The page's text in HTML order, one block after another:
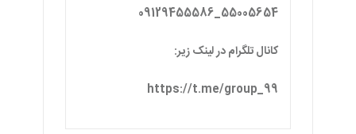
55005654_09129455586
کانال تلگرام در لینک زیر:
https://t.me/group_99